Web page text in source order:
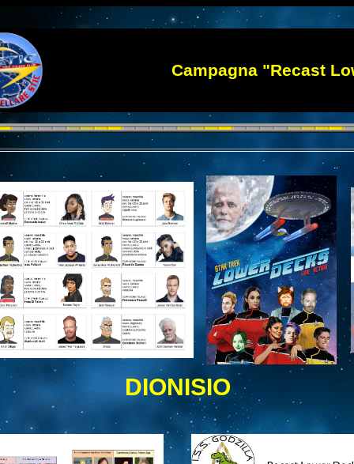
Campagna "Recast
..
DIONISIO